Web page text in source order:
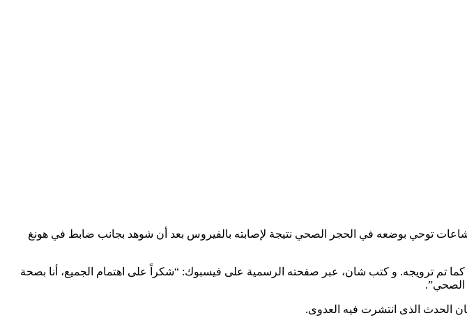
توحي بوضعه في الحجر الصحي نتيجة لإصابته بالفيروس بعد أن شوهد بجانب ضابط في هونغ
تم ترويجه. و كتب شان، عبر صفحته الرسمية على فيسبوك: “شكراً على اهتمام الجميع، أنا بصحة
الصحي”.